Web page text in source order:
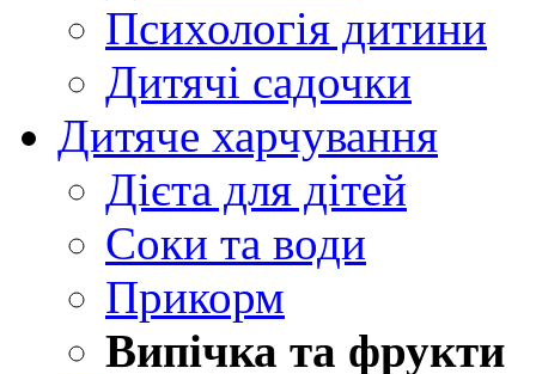
Психологія дитини
Дитячі садочки
Дитяче харчування
Дієта для дітей
Соки та води
Прикорм
Випічка та фрукти